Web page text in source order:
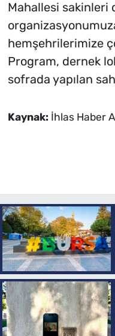
Mahallesi sakinleri
hemşehrilerimize
Program, dernek
sofrada yapılan
Kaynak: İhlas Haber